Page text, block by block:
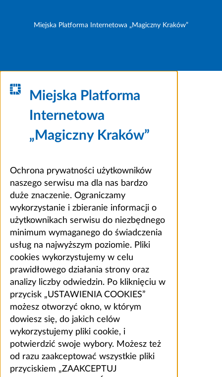
Miejska Platforma Internetowa „Magiczny Kraków”
Miejska Platforma
Internetowa
„Magiczny Kraków”
Ochrona prywatności użytkowników
naszego serwisu ma dla nas bardzo
duże znaczenie. Ograniczamy
wykorzystanie i zbieranie informacji o
użytkownikach serwisu do niezbędnego
minimum wymaganego do świadczenia
usług na najwyższym poziomie. Pliki
cookies wykorzystujemy w celu
prawidłowego działania strony oraz
analizy liczby odwiedzin. Po kliknięciu w
przycisk „USTAWIENIA COOKIES”
możesz otworzyć okno, w którym
dowiesz się, do jakich celów
wykorzystujemy pliki cookie, i
potwierdzić swoje wybory. Możesz też
od razu zaakceptować wszystkie pliki
przyciskiem „ZAAKCEPTUJ